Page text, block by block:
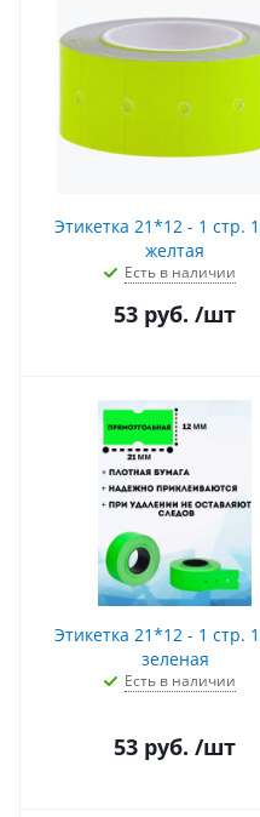
Этикетка 21*12 - 1 стр.
желтая
Есть в наличии
53 руб. /шт
Этикетка 21*12 - 1 стр.
зеленая
Есть в наличии
53 руб. /шт